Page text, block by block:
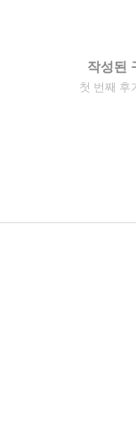
작성된
첫 번째 후